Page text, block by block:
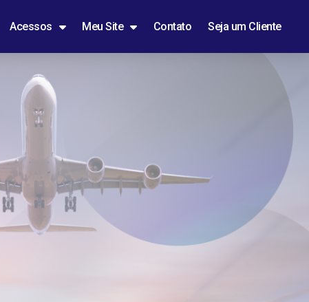
Acessos Meu Site Contato Seja um Cliente